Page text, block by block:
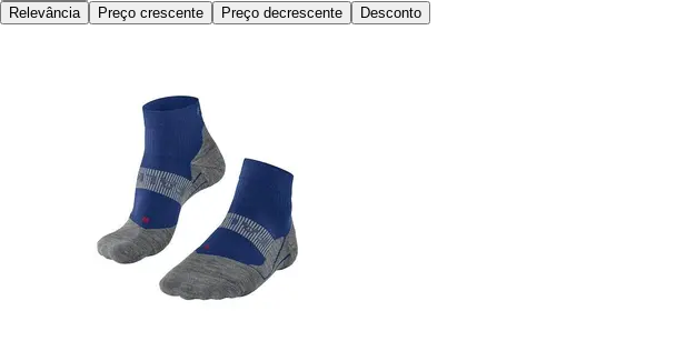
Relevância
Preço crescente Preço decrescente Desconto